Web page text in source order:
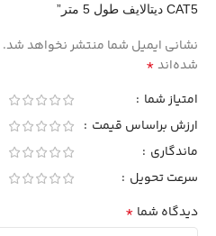
CAT5 دیتالایف طول 5 متر”
نشانی ایمیل شما منتشر نخواهد شد.
شده‌اند*
امتیاز شما
ارزش براساس قیمت
ماندگاری
سرعت تحویل
دیدگاه شما *